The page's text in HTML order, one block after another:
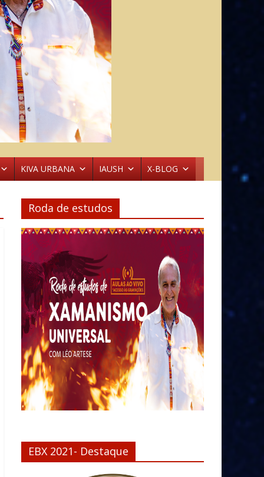
KIVA URBANA IAUSH X-BLOG
Roda de estudos
EBX 2021- Destaque